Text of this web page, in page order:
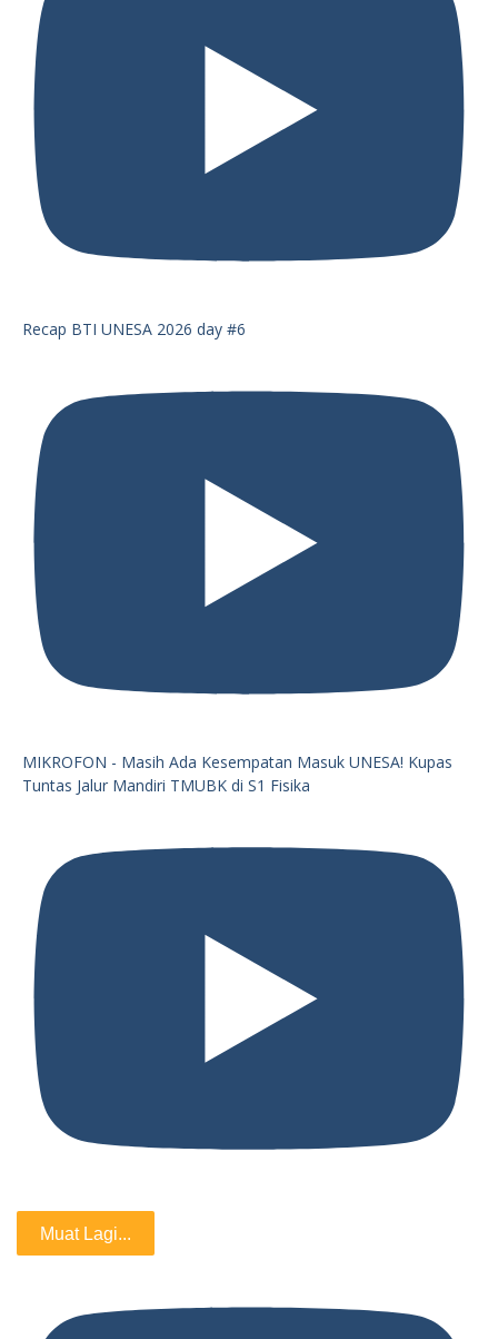
Recap BTI UNESA 2026 day #6
MIKROFON - Masih Ada Kesempatan Masuk UNESA! Kupas
Tuntas Jalur Mandiri TMUBK di S1 Fisika
Muat Lagi...